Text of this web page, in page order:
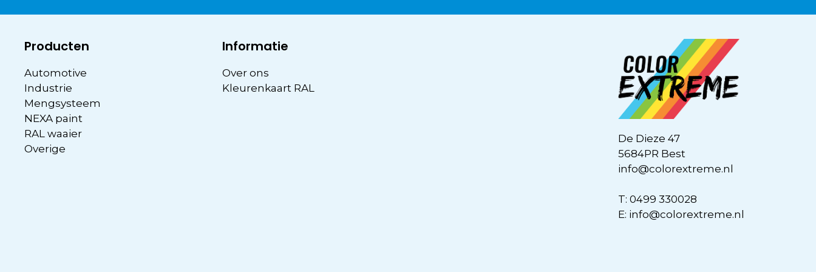
Producten
Automotive
Industrie
Mengsysteem
NEXA paint
RAL waaier
Overige
Informatie
Over ons
Kleurenkaart RAL
De Dieze 47
5684PR Best
info@colorextreme.nl
T: 0499 330028
E: info@colorextreme.nl